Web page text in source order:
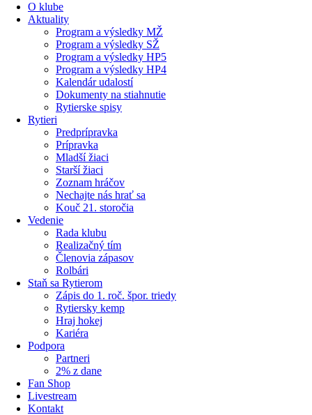
O klube
Aktuality
Program a výsledky MŽ
Program a výsledky SŽ
Program a výsledky HP5
Program a výsledky HP4
Kalendár udalostí
Dokumenty na stiahnutie
Rytierske spisy
Rytieri
Predprípravka
Prípravka
Mladší žiaci
Starší žiaci
Zoznam hráčov
Nechajte nás hrať sa
Kouč 21. storočia
Vedenie
Rada klubu
Realizačný tím
Členovia zápasov
Rolbári
Staň sa Rytierom
Zápis do 1. roč. špor. triedy
Rytiersky kemp
Hraj hokej
Kariéra
Podpora
Partneri
2% z dane
Fan Shop
Livestream
Kontakt